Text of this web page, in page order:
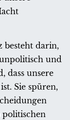
besteht darin,
und
dass unsere
Sie spüren,
politischen